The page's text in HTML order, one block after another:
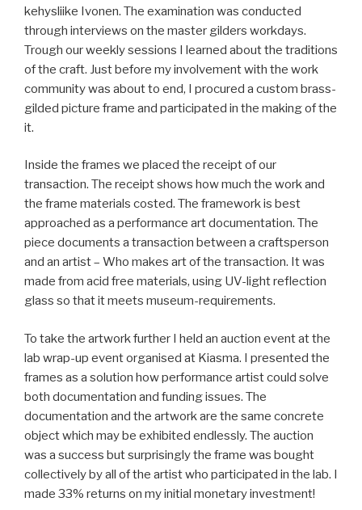
kehysliike Ivonen. The examination was conducted
through interviews on the master gilders workdays.
Trough our weekly sessions I learned about the traditions
of the craft. Just before my involvement with the work
community was about to end, I procured a custom brass-
gilded picture frame and participated in the making of the
it.
Inside the frames we placed the receipt of our
transaction. The receipt shows how much the work and
the frame materials costed. The framework is best
approached as a performance art documentation. The
piece documents a transaction between a craftsperson
and an artist – Who makes art of the transaction. It was
made from acid free materials, using UV-light reflection
glass so that it meets museum-requirements.
To take the artwork further I held an auction event at the
lab wrap-up event organised at Kiasma. I presented the
frames as a solution how performance artist could solve
both documentation and funding issues. The
documentation and the artwork are the same concrete
object which may be exhibited endlessly. The auction
was a success but surprisingly the frame was bought
collectively by all of the artist who participated in the lab. I
made 33% returns on my initial monetary investment!